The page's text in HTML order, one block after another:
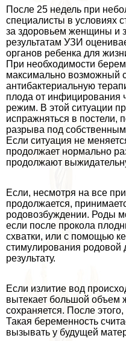
После 25 недель при
специалисты в условиях
за здоровьем женщины и
результатам УЗИ
органов ребенка для
При необходимости
максимально возможный
антибактериальную
плода от инфицирования
режим. В этой ситуации
испражняться в постели,
разрыва под
Если ситуация не
продолжает нормально
продолжают
Если, несмотря на все
продолжается,
родовозбуждении. Роды
если после прокола
схватки, или с помощью
стимулирования родовой
результату.
Если излитие вод
вытекает большой объем
сохраняется. После
Такая беременность
вызывать у будущей